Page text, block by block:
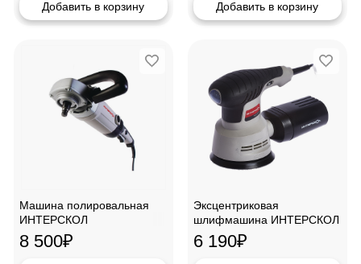
Добавить в корзину Добавить в корзину
Машина полировальная
ИНТЕРСКОЛ
УПМ-180/1300ЭМ
8 500₽
Эксцентриковая
шлифмашина ИНТЕРСКОЛ
ЭШМ-125/270Э
6 190₽